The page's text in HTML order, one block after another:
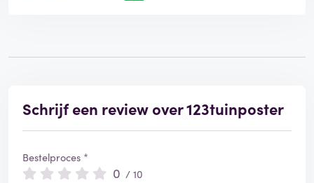
Schrijf een review over 123tuinposter
Bestelproces *
0 / 10